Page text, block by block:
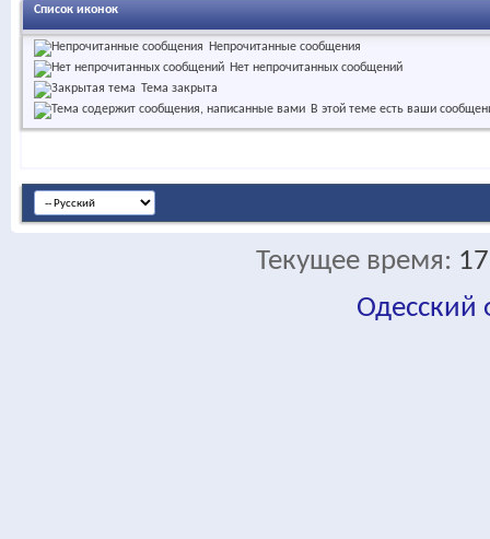
Список иконок
Непрочитанные сообщения
Нет непрочитанных сообщений
Тема закрыта
В этой теме есть ваши
Текущее время:
Одесский